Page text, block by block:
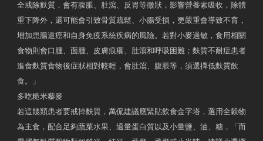
全戒除麩質，會有腹脹、肚瀉、反胃等徵狀，影響營養素吸收，除體
重下降外，還可能會引致骨質疏鬆、小腸受損，更嚴重會導致不育，
增加患腸道癌和自身免疫系統疾病的風險。若對小麥過敏，食用相關
食物則會口腫、面腫、皮膚痕癢、肚瀉和呼吸困難；麩質不耐症患者
進食麩質食物後症狀相對較輕，會肚瀉、腹脹等，須選擇低麩質飲
食。」
多吃糙米藜麥
若這幾類患者要戒掉麩質，萬侃建議應緊貼飲食金字塔，選用全穀物
為主食，配合足夠蔬菜水果、適量蛋白質以及小量鹽、油、糖，「而